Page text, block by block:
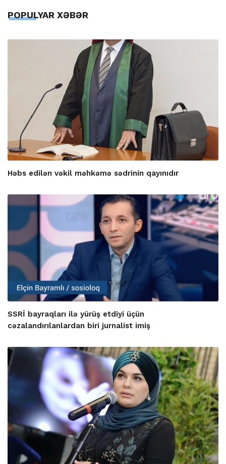
POPULYAR XƏBƏR
Həbs edilən vəkil məhkəmə sədrinin qayınıdır
SSRİ bayraqları ilə yürüş etdiyi üçün
cəzalandırılanlardan biri jurnalist imiş